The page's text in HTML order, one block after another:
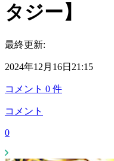
タジー】
最終更新:
2024年12月16日21:15
コメント 0 件
コメント
0